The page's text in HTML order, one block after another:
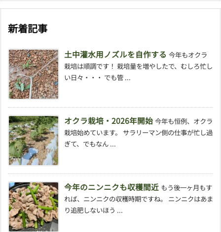
新着記事
土中灌水用ノズルを自作する 今年もオクラ
栽培は順調です！ 栽培量を増やしたで、むしろ忙し
い日々・・・ でも管 ...
オクラ栽培・2026年開始 今年も恒例、オクラ
栽培始めています。 サラリーマン側の仕事が忙し過
ぎて、でもなん ...
今年のニンニクも収穫間近 もう後一ヶ月もす
れば、ニンニクの収穫時期ですね。 ニンニクはあま
り追肥しないほう ...